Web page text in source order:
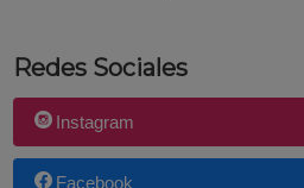
Redes Sociales
Instagram